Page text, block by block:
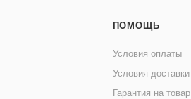
ПОМОЩЬ
Условия оплаты
Условия доставки
Гарантия на товар